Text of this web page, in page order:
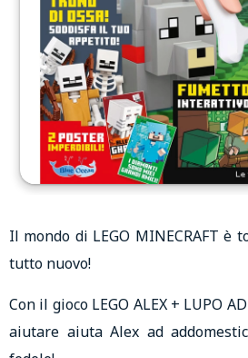
Il mondo di LEGO MINECRAFT è
tutto nuovo!
Con il gioco LEGO ALEX + LUPO
aiutare aiuta Alex ad